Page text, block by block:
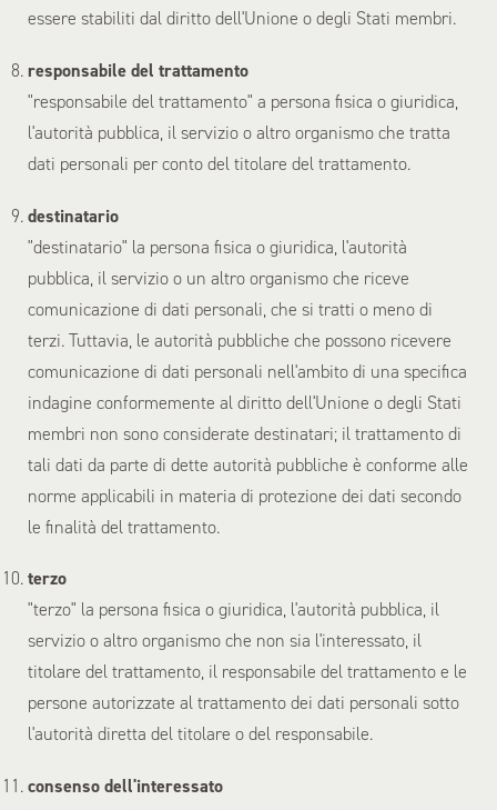
essere stabiliti dal diritto dell'Unione o degli Stati membri.
responsabile del trattamento
"responsabile del trattamento" a persona fisica o giuridica,
l'autorità pubblica, il servizio o altro organismo che tratta
dati personali per conto del titolare del trattamento.
destinatario
"destinatario" la persona fisica o giuridica, l'autorità
pubblica, il servizio o un altro organismo che riceve
comunicazione di dati personali, che si tratti o meno di
terzi. Tuttavia, le autorità pubbliche che possono ricevere
comunicazione di dati personali nell'ambito di una specifica
indagine conformemente al diritto dell'Unione o degli Stati
membri non sono considerate destinatari; il trattamento di
tali dati da parte di dette autorità pubbliche è conforme alle
norme applicabili in materia di protezione dei dati secondo
le finalità del trattamento.
terzo
"terzo" la persona fisica o giuridica, l'autorità pubblica, il
servizio o altro organismo che non sia l'interessato, il
titolare del trattamento, il responsabile del trattamento e le
persone autorizzate al trattamento dei dati personali sotto
l'autorità diretta del titolare o del responsabile.
consenso dell'interessato